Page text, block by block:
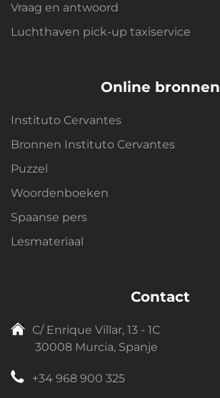
Vraag en antwoord
Luchthaven pick-up taxiservice
Online bronnen
Instituto Cervantes
Bronnen Instituto Cervantes
Puzzel
Woordenboeken
Spaanse pers
Lesmateriaal
Contact
C/ Enrique Villar, 13 - 1C
30008 Murcia, Spanje
+34 968 900 325